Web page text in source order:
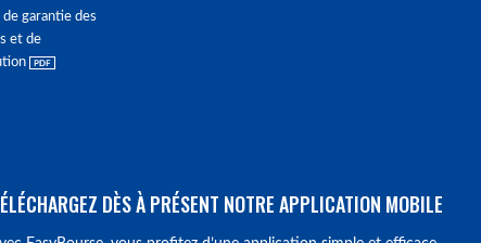
de garantie des
et de
DÈS À PRÉSENT NOTRE APPLICATION MOBILE